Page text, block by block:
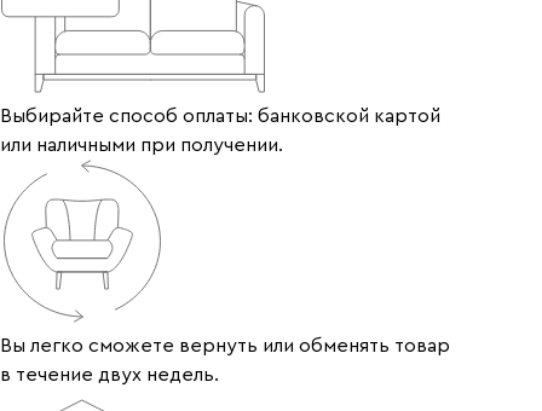
Выбирайте способ оплаты: банковской картой
или наличными при получении.
Вы легко сможете вернуть или обменять товар
в течение двух недель.